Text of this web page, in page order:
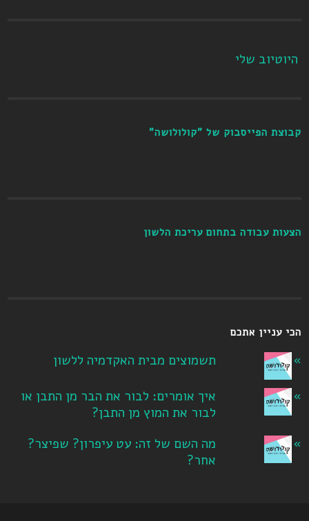
היוטיוב שלי
קבוצת הפייסבוק של "קולולושה"
הצעות עבודה בתחום עריכת הלשון
הכי עניין אתכם
תשמוצים מבית האקדמיה ללשון
איך אומרים: לבור את הבר מן התבן או
לבור את המוץ מן התבן?
מה השם של זה: עט עיפרון? שפיצר?
אחר?